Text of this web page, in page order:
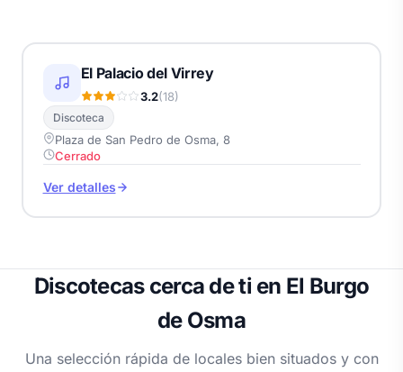
El Palacio del Virrey
3.2(18)
Discoteca
Plaza de San Pedro de Osma, 8
Cerrado
Ver detalles
Discotecas cerca de ti en El Burgo
de Osma
Una selección rápida de locales bien situados y con